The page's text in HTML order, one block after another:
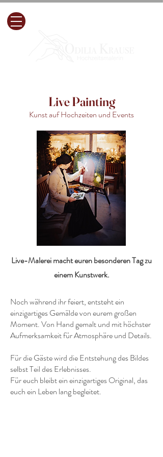
Live Painting
Kunst auf Hochzeiten und Events
Live-Malerei macht euren besonderen Tag zu
einem Kunstwerk.
Noch während ihr feiert, entsteht ein
einzigartiges Gemälde von eurem großen
Moment. Von Hand gemalt und mit höchster
Aufmerksamkeit für Atmosphäre und Details.
Für die Gäste wird die Entstehung des Bildes
selbst Teil des Erlebnisses.
Für euch bleibt ein einzigartiges Original, das
euch ein Leben lang begleitet.